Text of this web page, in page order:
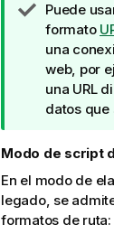
N
o
t
a
d
e
u
e
r
e
Puede
formato
una
web, por
una URL
datos que
Modo de script
En el modo de
legado, se
formatos de ruta: